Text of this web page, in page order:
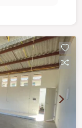
facial, água
limpeza das
de Material
câmeras
Como
de ampliação
do